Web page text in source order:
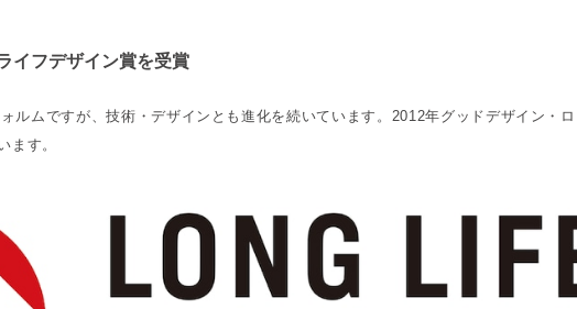
イフデザイン賞を受賞
ルムですが、技術・デザインとも進化を続いています。2012年グッドデザイン・
ます。